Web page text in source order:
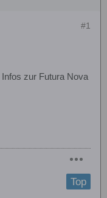
#1
zur Futura Nova
Top